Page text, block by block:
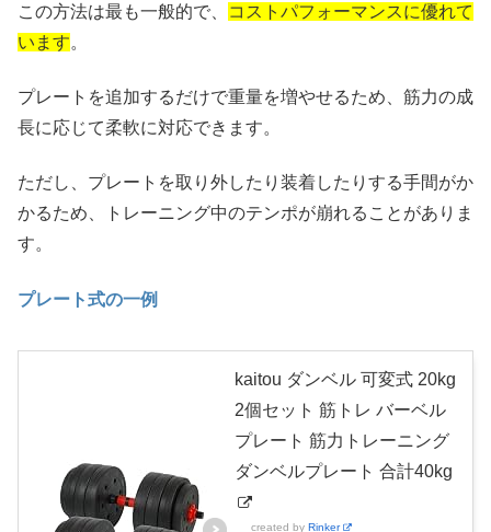
この方法は最も一般的で、
コストパフォーマンスに優れて
います。
プレートを追加するだけで重量を増やせるため、筋力の成
長に応じて柔軟に対応できます。
ただし、プレートを取り外したり装着したりする手間がか
かるため、トレーニング中のテンポが崩れることがありま
す。
プレート式の一例
kaitou ダンベル 可変式 20kg
2個セット 筋トレ バーベル
プレート 筋力トレーニング
ダンベルプレート 合計40kg
created by Rinker